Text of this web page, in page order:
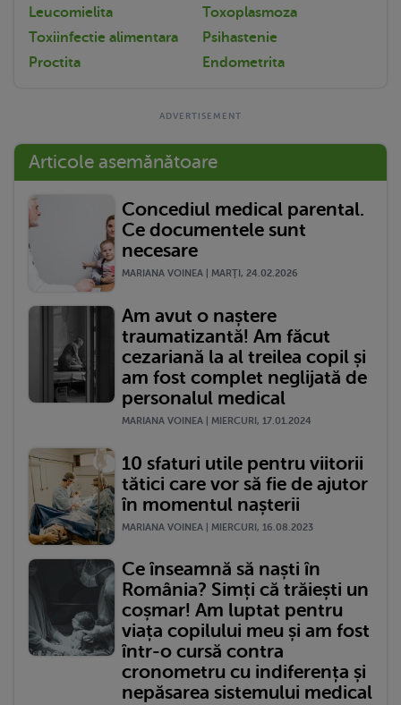
Leucomielita
Toxoplasmoza
Toxiinfectie alimentara
Psihastenie
Proctita
Endometrita
Articole asemănătoare
Concediul medical parental.
Ce documentele sunt
necesare
MARIANA VOINEA | MARŢI, 24.02.2026
Am avut o naștere
traumatizantă! Am făcut
cezariană la al treilea copil și
am fost complet neglijată de
personalul medical
MARIANA VOINEA | MIERCURI, 17.01.2024
10 sfaturi utile pentru viitorii
tătici care vor să fie de ajutor
în momentul nașterii
MARIANA VOINEA | MIERCURI, 16.08.2023
Ce înseamnă să naști în
România? Simți că trăiești un
coșmar! Am luptat pentru
viața copilului meu și am fost
într-o cursă contra
cronometru cu indiferența și
nepăsarea sistemului medical